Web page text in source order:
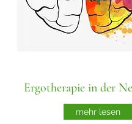
Ergotherapie in der
mehr lesen